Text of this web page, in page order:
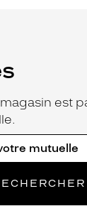
est